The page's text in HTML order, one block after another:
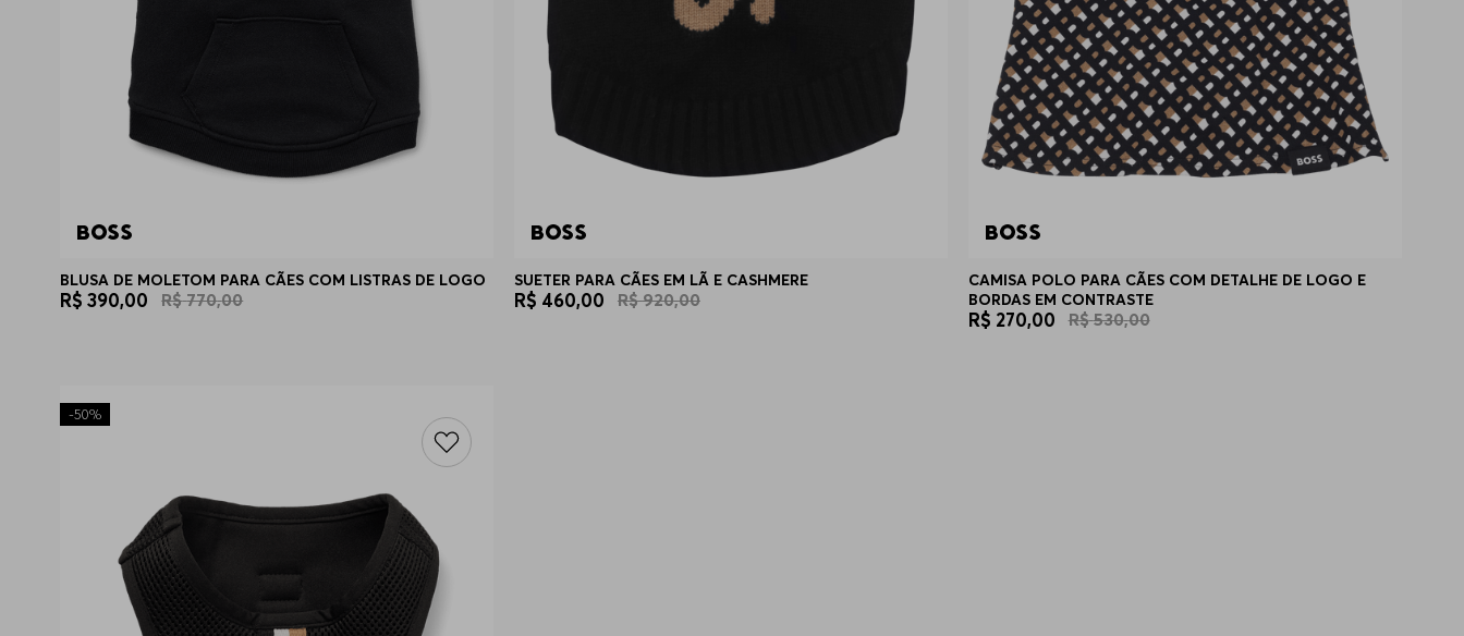
BLUSA DE MOLETOM PARA CÃES COM LISTRAS DE LOGO
R$ 390,00 R$ 770,00
SUETER PARA CÃES EM LÃ E CASHMERE
R$ 460,00 R$ 920,00
CAMISA POLO PARA CÃES COM DETALHE DE LOGO E
BORDAS EM CONTRASTE
R$ 270,00 R$ 530,00
-50%